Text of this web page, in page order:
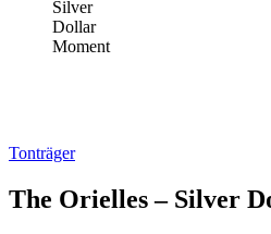
Tonträger
The Orielles – Silver